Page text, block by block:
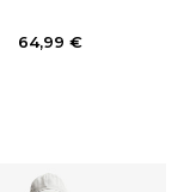
64,99 €